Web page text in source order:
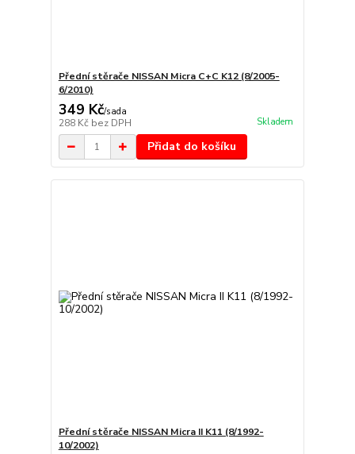
Přední stěrače NISSAN Micra C+C K12 (8/2005-
6/2010)
349 Kč/sada
288 Kč bez DPH Skladem
Přidat do košíku
Přední stěrače NISSAN Micra II K11 (8/1992-
10/2002)